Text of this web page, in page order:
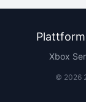
Xbox
© 2026